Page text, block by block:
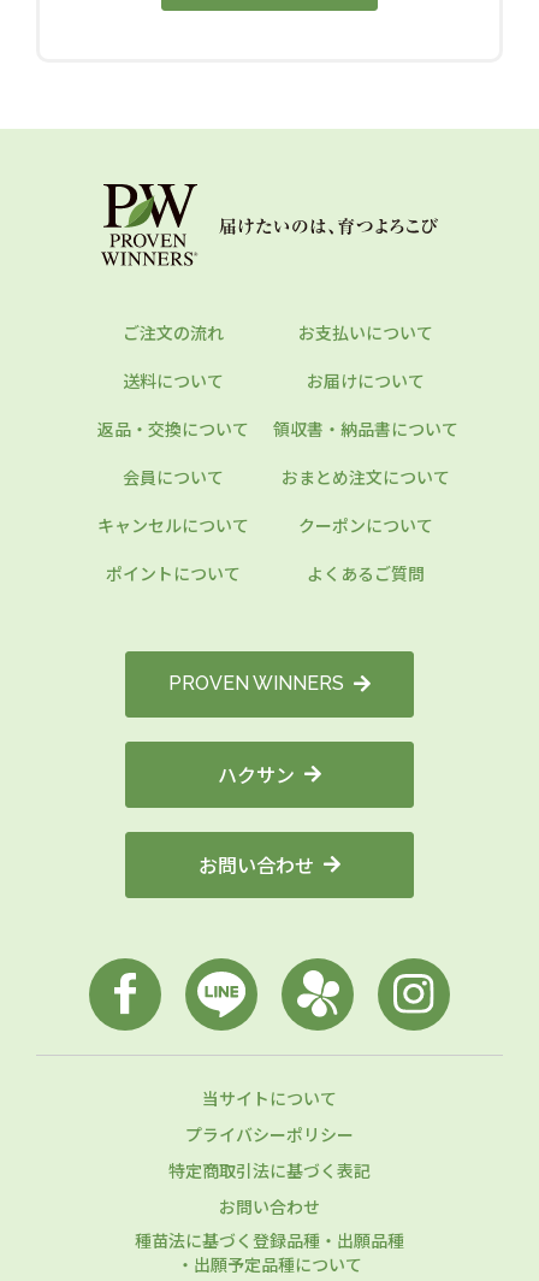
ご注文の流れ
お支払いについて
送料について
お届けについて
返品・交換について
領収書・納品書について
会員について
おまとめ注文について
キャンセルについて
クーポンについて
ポイントについて
よくあるご質問
PROVEN WINNERS
ハクサン
お問い合わせ
当サイトについて
プライバシーポリシー
特定商取引法に基づく表記
お問い合わせ
種苗法に基づく登録品種・出願品種
・出願予定品種について